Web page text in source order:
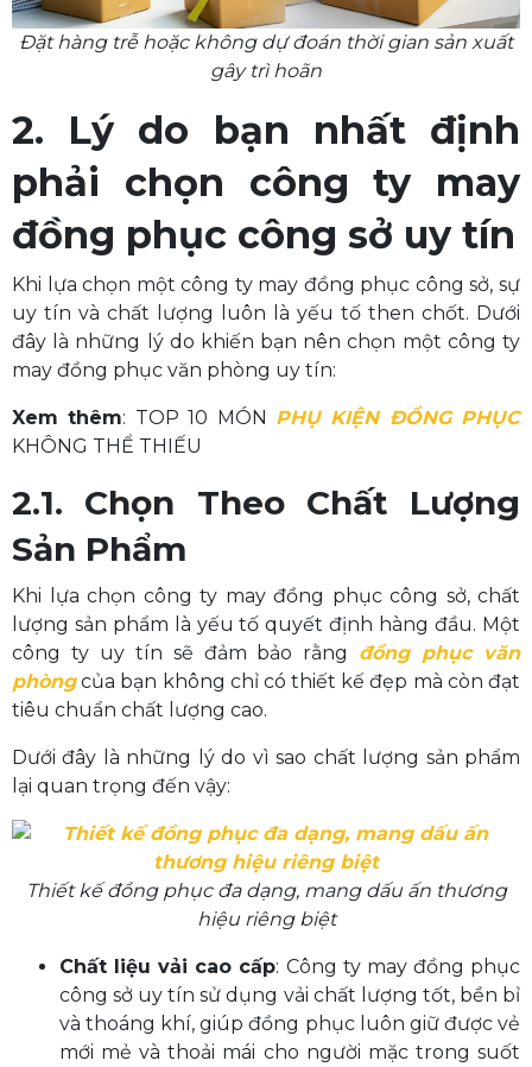
Đặt hàng trễ hoặc không dự đoán thời gian sản xuất
gây trì hoãn
2. Lý do bạn nhất định
phải chọn công ty may
đồng phục công sở uy tín
Khi lựa chọn một công ty may đồng phục công sở, sự
uy tín và chất lượng luôn là yếu tố then chốt. Dưới
đây là những lý do khiến bạn nên chọn một công ty
may đồng phục văn phòng uy tín:
Xem thêm: TOP 10 MÓN PHỤ KIỆN ĐỒNG PHỤC
KHÔNG THỂ THIẾU
2.1. Chọn Theo Chất Lượng
Sản Phẩm
Khi lựa chọn công ty may đồng phục công sở, chất
lượng sản phẩm là yếu tố quyết định hàng đầu. Một
công ty uy tín sẽ đảm bảo rằng đồng phục văn
phòngcủa bạn không chỉ có thiết kế đẹp mà còn đạt
tiêu chuẩn chất lượng cao.
Dưới đây là những lý do vì sao chất lượng sản phẩm
lại quan trọng đến vậy:
Thiết kế đồng phục đa dạng, mang dấu ấn thương
hiệu riêng biệt
Chất liệu vải cao cấp: Công ty may đồng phục
công sở uy tín sử dụng vải chất lượng tốt, bền bỉ
và thoáng khí, giúp đồng phục luôn giữ được vẻ
mới mẻ và thoải mái cho người mặc trong suốt